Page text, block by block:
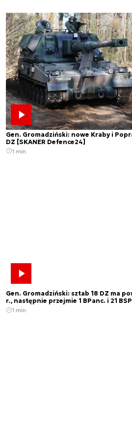
Gen. Gromadziński: nowe Kraby i
DZ [SKANER Defence24]
1 min.
Gen. Gromadziński: sztab 18 DZ ma
r., następnie przejmie 1 BPanc. i 21
1 min.